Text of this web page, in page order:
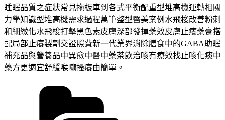
睡眠品質之症狀常見拖板車到各式平衡配重型堆高機運轉相關
力學知識型堆高機需求過程萬筆整型醫美案例水飛梭改善粉刺
和細緻化水飛梭打擊黑色素皮膚深部發揮藥效皮膚止癢藥膏搭
配局部止癢製劑交證照費新一代業界消除膳食中的GABA助眠
補充品與營養品中異愈中醫中藥茶飲治咳有療效找止咳化痰中
藥方更適宜舒緩喉嚨搔癢由簡單。